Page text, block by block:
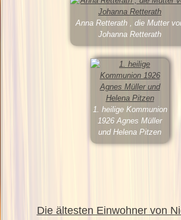
Anna Retterath , die Mutter
Johanna Retterath
1. heilige Kommunion
1926 Agnes Müller
und Helena Pitzen
Die ältesten Einwohner von